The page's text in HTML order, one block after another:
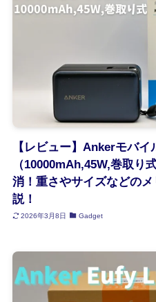
【レビュー】Ankerモバイ
（10000mAh,45W,巻取り
消！重さやサイズなどの
説！
2026年3月8日 Gadget